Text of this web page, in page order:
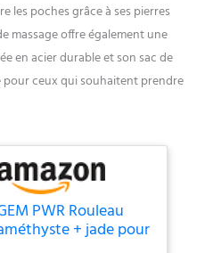
les poches grâce à ses pierres
massage offre également une
en acier durable et son sac de
ceux qui souhaitent prendre
PWR Rouleau
+ jade pour